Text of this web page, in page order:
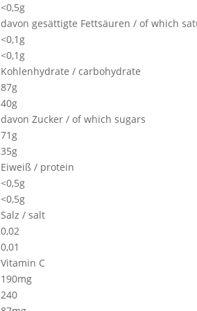
<0,5g
davon gesättigte Fettsäuren / of which
<0,1g
<0,1g
Kohlenhydrate / carbohydrate
87g
40g
davon Zucker / of which sugars
71g
35g
Eiweiß / protein
<0,5g
<0,5g
Salz / salt
0,02
0,01
Vitamin C
190mg
240